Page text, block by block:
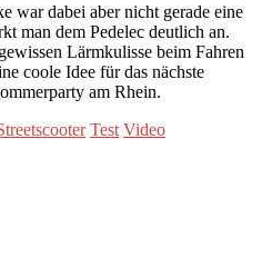
war dabei aber nicht gerade eine
man dem Pedelec deutlich an.
Lärmkulisse beim Fahren
coole Idee für das nächste
am Rhein.
Test Video